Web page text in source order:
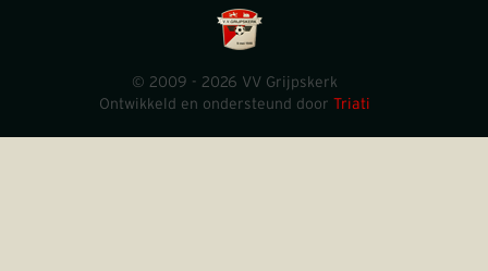
© 2009 - 2026 VV Grijpskerk
Ontwikkeld en ondersteund door Triati